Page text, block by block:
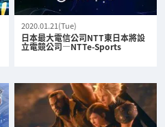
2020.01.21(Tue)
日本最大電信公司NTT東日本將設
立電競公司—NTTe-Sports